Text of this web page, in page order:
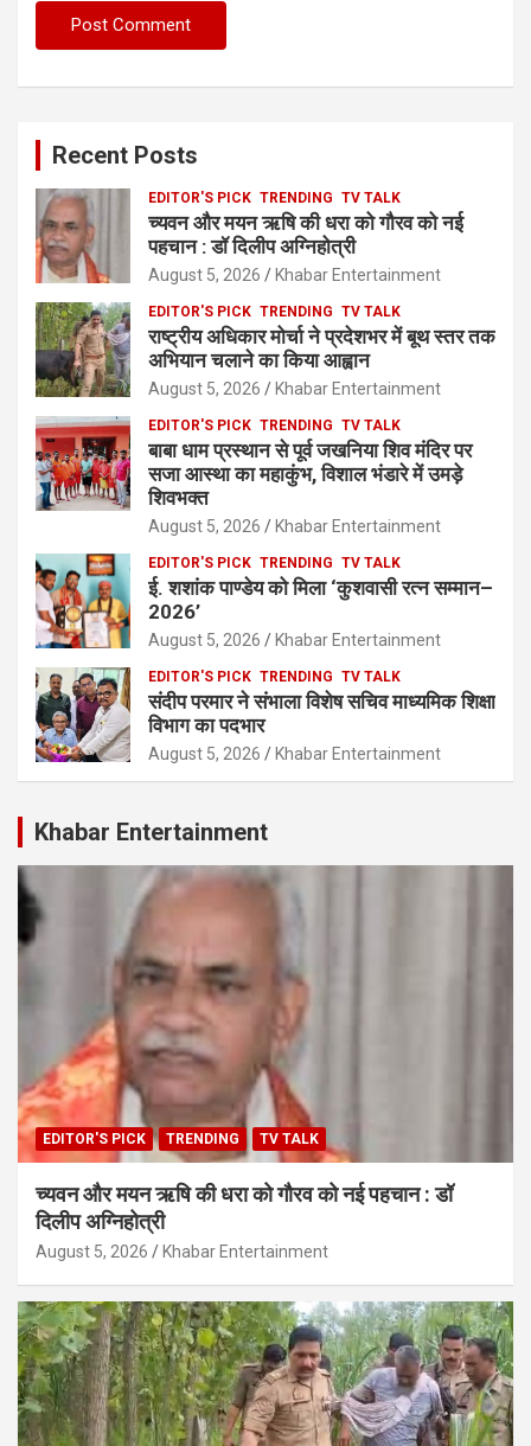
Recent Posts
EDITOR'S PICK TRENDING TV TALK
च्यवन और मयन ऋषि की धरा को गौरव को नई
पहचान : डॉ दिलीप अग्निहोत्री
August 5, 2026 Khabar Entertainment
EDITOR'S PICK TRENDING TV TALK
राष्ट्रीय अधिकार मोर्चा ने प्रदेशभर में बूथ स्तर तक
अभियान चलाने का किया आह्वान
August 5, 2026 Khabar Entertainment
EDITOR'S PICK TRENDING TV TALK
बाबा धाम प्रस्थान से पूर्व जखनिया शिव मंदिर पर
सजा आस्था का महाकुंभ, विशाल भंडारे में उमड़े
शिवभक्त
August 5, 2026 Khabar Entertainment
EDITOR'S PICK TRENDING TV TALK
ई. शशांक पाण्डेय को मिला ‘कुशवासी रत्न सम्मान–
2026’
August 5, 2026 Khabar Entertainment
EDITOR'S PICK TRENDING TV TALK
संदीप परमार ने संभाला विशेष सचिव माध्यमिक शिक्षा
विभाग का पदभार
August 5, 2026 Khabar Entertainment
Khabar Entertainment
EDITOR'S PICK TRENDING TV TALK
च्यवन और मयन ऋषि की धरा को गौरव को नई पहचान : डॉ
दिलीप अग्निहोत्री
August 5, 2026 Khabar Entertainment